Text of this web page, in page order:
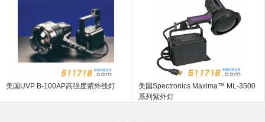
美国UVP B-100AP高强度紫外线灯
美国Spectronics Maxima™ ML-3500
系列紫外灯